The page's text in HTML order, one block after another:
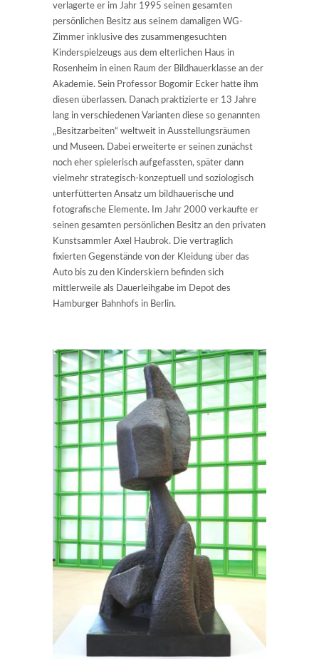
verlagerte er im Jahr 1995 seinen gesamten
persönlichen Besitz aus seinem damaligen WG-
Zimmer inklusive des zusammengesuchten
Kinderspielzeugs aus dem elterlichen Haus in
Rosenheim in einen Raum der Bildhauerklasse an der
Akademie. Sein Professor Bogomir Ecker hatte ihm
diesen überlassen. Danach praktizierte er 13 Jahre
lang in verschiedenen Varianten diese so genannten
„Besitzarbeiten“ weltweit in Ausstellungsräumen
und Museen. Dabei erweiterte er seinen zunächst
noch eher spielerisch aufgefassten, später dann
vielmehr strategisch-konzeptuell und soziologisch
unterfütterten Ansatz um bildhauerische und
fotografische Elemente. Im Jahr 2000 verkaufte er
seinen gesamten persönlichen Besitz an den privaten
Kunstsammler Axel Haubrok. Die vertraglich
fixierten Gegenstände von der Kleidung über das
Auto bis zu den Kinderskiern befinden sich
mittlerweile als Dauerleihgabe im Depot des
Hamburger Bahnhofs in Berlin.